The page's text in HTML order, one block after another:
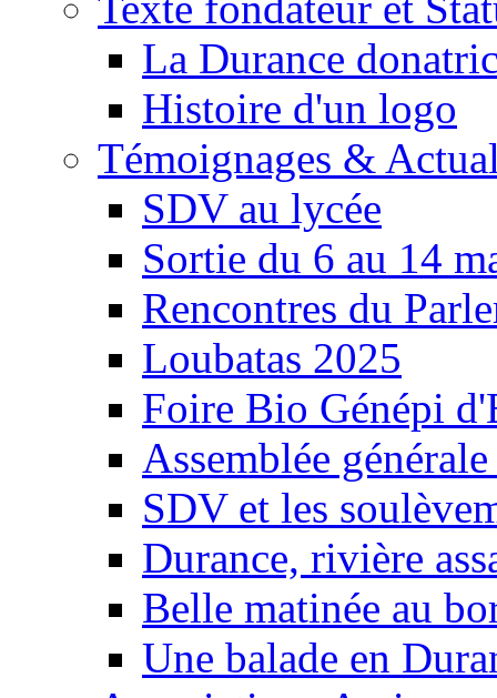
La Durance
Histoire d'un logo
Témoignages &
SDV au lycée
Sortie du 6 au 14
Rencontres du
Loubatas 2025
Foire Bio Génépi
Assemblée
SDV et les
Durance, rivière
Belle matinée au
Une balade en